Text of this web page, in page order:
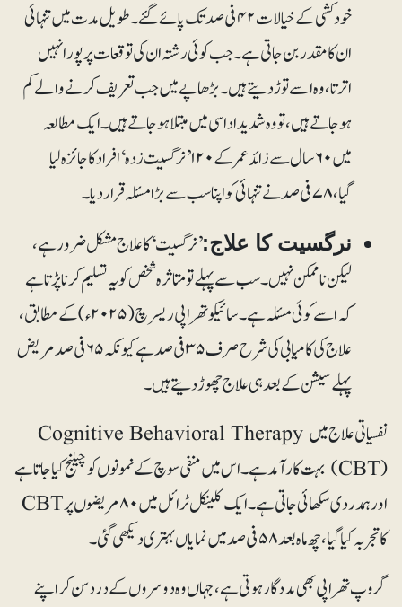
خودکشی کے خیالات ۴۲ فی صد تک پائے گئے۔ طویل مدت میں تنہائی
ان کا مقدر بن جاتی ہے۔ جب کوئی رشتہ ان کی توقعات پر پورا نہیں
اترتا، وہ اسے توڑ دیتے ہیں۔ بڑھاپے میں جب تعریف کرنے والے کم
ہو جاتے ہیں، تو وہ شدید اداسی میں مبتلا ہو جاتے ہیں۔ ایک مطالعہ
میں ۶۰ سال سے زائد عمر کے ۱۲۰ ’نرگسیت زدہ‘ افراد کا جائزہ لیا
گیا، ۷۸ فی صد نے تنہائی کو اپنا سب سے بڑا مسئلہ قرار دیا۔
نرگسیت کا علاج:’نرگسیت‘ کا علاج مشکل ضرور ہے،
لیکن ناممکن نہیں۔ سب سے پہلے تو متاثرہ شخص کو یہ تسلیم کرنا پڑتا ہے
کہ اسے کوئی مسئلہ ہے۔ سائیکوتھراپی ریسرچ (۲۰۲۵ء) کے مطابق،
علاج کی کامیابی کی شرح صرف ۳۵ فی صد ہے کیونکہ ۶۵ فی صد مریض
پہلے سیشن کے بعد ہی علاج چھوڑ دیتے ہیں۔
نفسیاتی علاج میں Cognitive Behavioral Therapy
(CBT) بہت کارآمد ہے۔ اس میں منفی سوچ کے نمونوں کو چیلنج کیا جاتا ہے
اور ہمدردی سکھائی جاتی ہے۔ ایک کلینکل ٹرائل میں ۸۰ مریضوں پر CBT
کا تجربہ کیا گیا، چھ ماہ بعد ۵۸ فی صد میں نمایاں بہتری دیکھی گئی۔
گروپ تھراپی بھی مددگار ہوتی ہے، جہاں وہ دوسروں کے درد سن کر اپنے